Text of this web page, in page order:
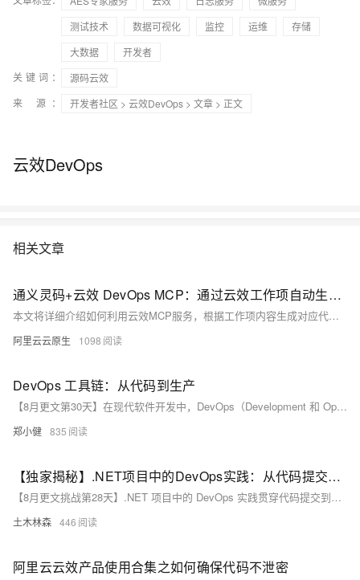
测试技术
数据可视化 监控 运维
存储
大数据
开发者
关键词：
源码云效
来 源：
开发者社区 > 云效DevOps > 文章 > 正文
云效DevOps
相关文章
通义灵码+云效 DevOps MCP：通过云效工作项自动生成代码并提交请求
本文将详细介绍如何利用云效MCP服务，根据工作项内容生成对应代码、创建分支、提交代码，并发起合并请求。
阿里云云原生 1098
DevOps 工具链：从代码到生产
【8月更文第30天】在现代软件开发中，DevOps（Development 和 Operations 的结合）已成为确保快速而可靠的软件交付的关键方法。DevOps 通过自动化流程将软件开发与 IT 运维相结合，从而实现持续集成 (CI) 和持续部署 (CD)。本文将介绍一个典型的 DevOps 工具链，并提供实际的代码示例来帮助您理解如何将这些工具集成在一起。
郑小健 835
【独家揭秘】.NET项目中的DevOps实践：从代码提交到生产部署，你不知道的那些事！
【8月更文挑战第28天】.NET 项目中的 DevOps 实践贯穿代码提交到生产部署全流程，涵盖健壮的源代码管理、GitFlow 工作流、持续集成与部署、容器化及监控日志记录。通过 Git、CI/CD 工具、Kubernetes 及日志框架的最佳实践应用，显著提升软件开发效率与质量。本文通过具体示例，助力开发者构建高效可靠的 DevOps 流程，确保项目成功交付。
土木林森 446
阿里云云效产品使用合集之如何确保代码不泄密